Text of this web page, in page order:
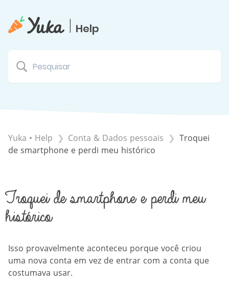
| Help
Yuka • Help ​Conta & Dados pessoais
Troquei
de smartphone e perdi meu histórico
Troquei de smartphone e perdi meu
histórico
Isso provavelmente aconteceu porque você criou
uma nova conta em vez de entrar com a conta que
costumava usar.